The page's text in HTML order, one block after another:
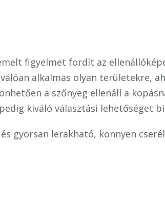
figyelmet fordít az
alkalmas olyan területekre,
a szőnyeg ellenáll a
kiváló választási lehetőséget
gyorsan lerakható, könnyen